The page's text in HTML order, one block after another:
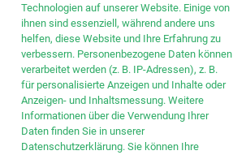
Technologien auf unserer Website. Einige von
ihnen sind essenziell, während andere uns
helfen, diese Website und Ihre Erfahrung zu
verbessern. Personenbezogene Daten können
verarbeitet werden (z. B. IP-Adressen), z. B.
für personalisierte Anzeigen und Inhalte oder
Anzeigen- und Inhaltsmessung. Weitere
Informationen über die Verwendung Ihrer
Daten finden Sie in unserer
Datenschutzerklärung. Sie können Ihre